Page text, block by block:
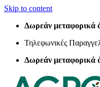
Skip to content
Δωρεάν μεταφορικά
Τηλεφωνικές
Δωρεάν μεταφορικά